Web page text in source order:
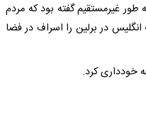
غیرمستقیم گفته بود که مردم
در برلین را اسراف در فضا
خودداری کرد.